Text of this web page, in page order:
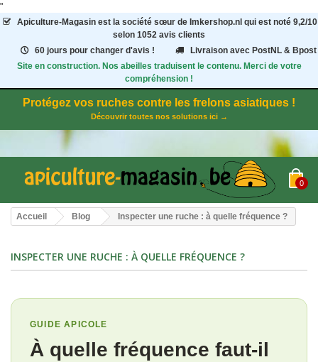
"
Apiculture-Magasinest la société sœur de Imkershop.nl qui est noté 9,2/10
selon 1052 avis clients
60 jours pour changer d'avis !
Livraison avec PostNL & Bpost
Site en construction. Nos abeilles traduisent le contenu. Merci de votre
compréhension !
Protégez vos ruches contre les frelons asiatiques !
Découvrir toutes nos solutions ici →
0
Accueil Blog Inspecter une ruche : à quelle fréquence ?
INSPECTER UNE RUCHE : À QUELLE FRÉQUENCE ?
GUIDE APICOLE
À quelle fréquence faut-il